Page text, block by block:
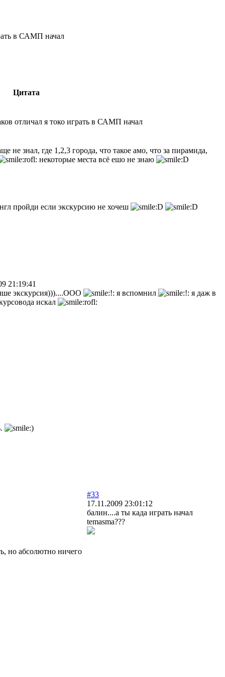
в САМП начал
Цитата
отличал я токо играть в САМП начал
не знал, где 1,2,3 города, что такое амо, что за пирамида,
некоторые места всё ешо не знаю
пройди если экскурсию не хочеш
21:19:41
экскурсия)))....ООО
я вспомнил
я даж в
искал
но абсолютно ничего
#33
17.11.2009 23:01:12
балин....а ты када играть начал
temasma???